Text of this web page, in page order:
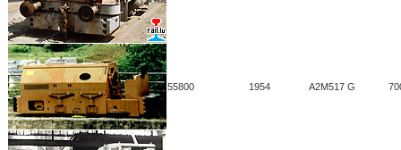
55800 1954 A2M517 G